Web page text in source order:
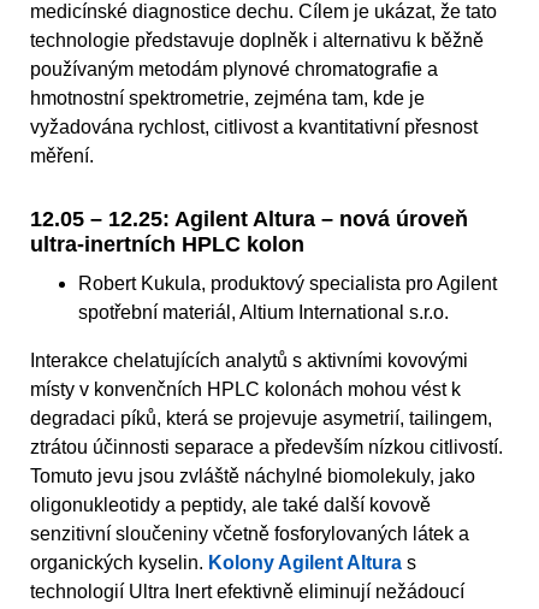
medicínské diagnostice dechu. Cílem je ukázat, že tato
technologie představuje doplněk i alternativu k běžně
používaným metodám plynové chromatografie a
hmotnostní spektrometrie, zejména tam, kde je
vyžadována rychlost, citlivost a kvantitativní přesnost
měření.
12.05 – 12.25: Agilent Altura – nová úroveň
ultra-inertních HPLC kolon
Robert Kukula, produktový specialista pro Agilent
spotřební materiál, Altium International s.r.o.
Interakce chelatujících analytů s aktivními kovovými
místy v konvenčních HPLC kolonách mohou vést k
degradaci píků, která se projevuje asymetrií, tailingem,
ztrátou účinnosti separace a především nízkou citlivostí.
Tomuto jevu jsou zvláště náchylné biomolekuly, jako
oligonukleotidy a peptidy, ale také další kovově
senzitivní sloučeniny včetně fosforylovaných látek a
organických kyselin. Kolony Agilent Altura s
technologií Ultra Inert efektivně eliminují nežádoucí